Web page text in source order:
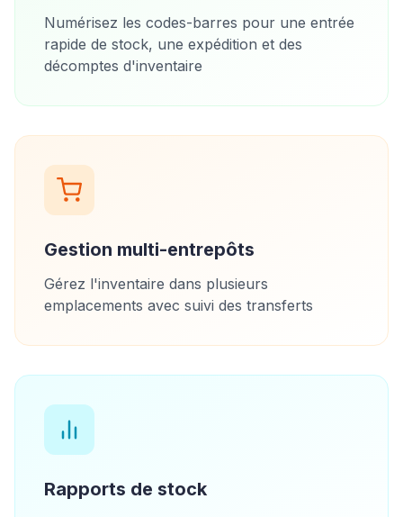
Numérisez les codes-barres pour une entrée
rapide de stock, une expédition et des
décomptes d'inventaire
Gestion multi-entrepôts
Gérez l'inventaire dans plusieurs
emplacements avec suivi des transferts
Rapports de stock